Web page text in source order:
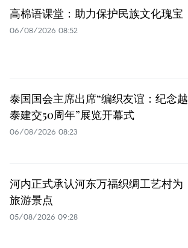
高棉语课堂：助力保护民族文化瑰宝
06/08/2026 08:52
泰国国会主席出席“编织友谊：纪念越
泰建交50周年”展览开幕式
06/08/2026 08:23
河内正式承认河东万福织绸工艺村为
旅游景点
05/08/2026 09:28